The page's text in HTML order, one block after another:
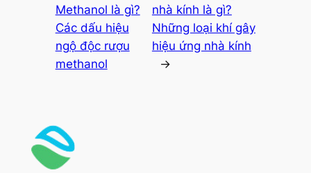
Methanol là gì?
Các dấu hiệu
ngộ độc rượu
methanol
nhà kính là gì?
Những loại khí gây
hiệu ứng nhà kính
→